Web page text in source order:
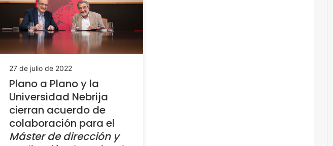
27 de julio de 2022
Plano a Plano y la
Universidad Nebrija
cierran acuerdo de
colaboración para el
Máster de dirección y